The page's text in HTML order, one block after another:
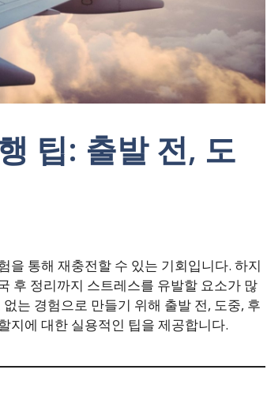
팁: 출발 전, 도
을 통해 재충전할 수 있는 기회입니다. 하지
후 정리까지 스트레스를 유발할 요소가 많
는 경험으로 만들기 위해 출발 전, 도중, 후
지에 대한 실용적인 팁을 제공합니다.